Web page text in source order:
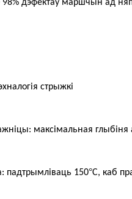
98% дэфектаў маршчын ад
стрыжкі
максімальная глыбіня
падтрымліваць 150°C, каб